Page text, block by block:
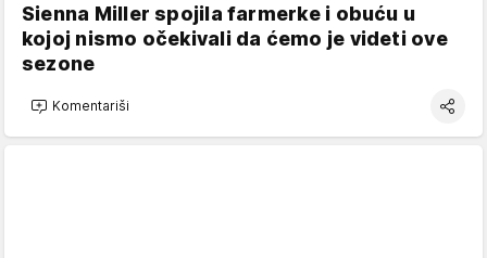
Sienna Miller spojila farmerke i obuću u
kojoj nismo očekivali da ćemo je videti ove
sezone
Komentariši